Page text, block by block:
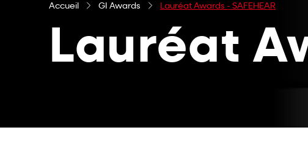
Accueil GI Awards Lauréat Awards - SAFEHEAR
Lauréat